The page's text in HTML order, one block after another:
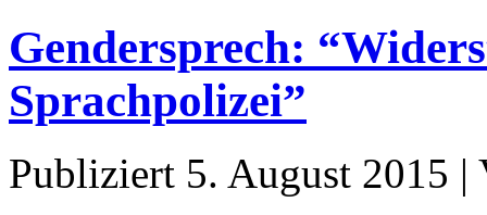
Gendersprech:
Sprachpolizei”
Publiziert 5. August 2015 |